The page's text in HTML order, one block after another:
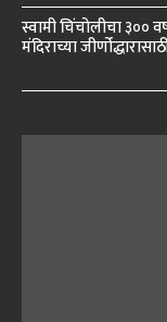
स्वामी चिंचोलीचा ३००
मंदिराच्या